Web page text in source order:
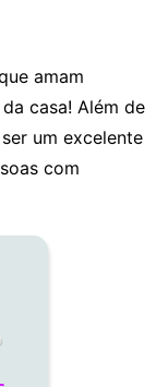
amam
casa! Além de
um excelente
com